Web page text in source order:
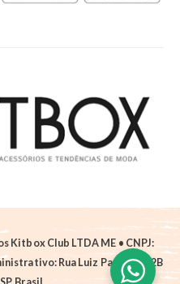
Kitbox Club LTDA ME • CNPJ:
Rua Luiz Pantano, 62B